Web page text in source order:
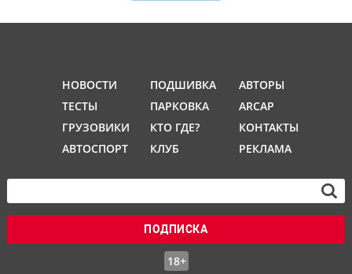
НОВОСТИ
ТЕСТЫ
ГРУЗОВИКИ
АВТОСПОРТ
ПОДШИВКА
ПАРКОВКА
КТО ГДЕ?
КЛУБ
АВТОРЫ
ARCAP
КОНТАКТЫ
РЕКЛАМА
ПОДПИСКА
18+